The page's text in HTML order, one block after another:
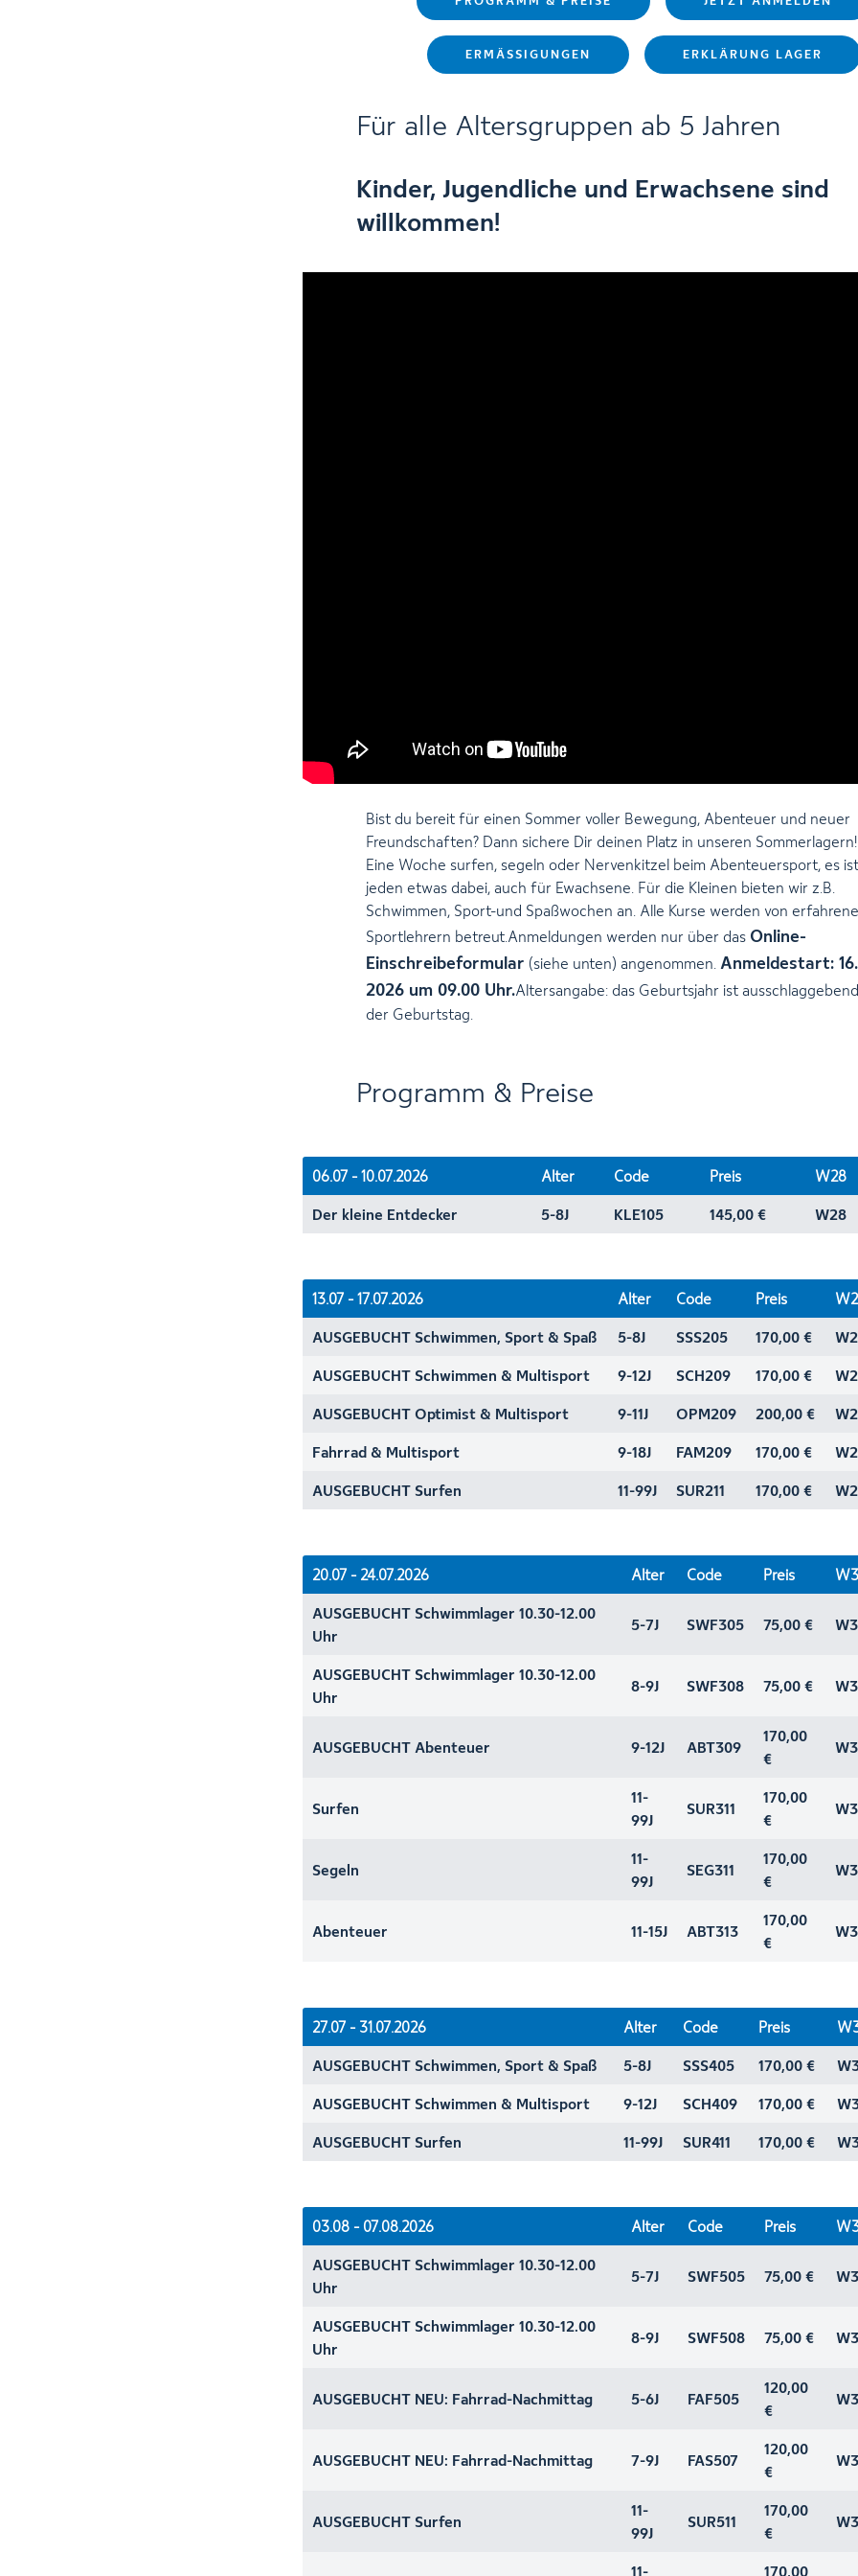
ERMÄSSIGUNGEN ERKLÄRUNG LAGER
Für alle Altersgruppen ab 5 Jahren
Kinder, Jugendliche und Erwachsene sind
willkommen!
Bist du bereit für einen Sommer voller Bewegung, Abenteuer und neuer
Freundschaften? Dann sichere Dir deinen Platz in unseren Sommerlagern!
Eine Woche surfen, segeln oder Nervenkitzel beim Abenteuersport, es
jeden etwas dabei, auch für Ewachsene. Für die Kleinen bieten wir z.B.
Schwimmen, Sport-und Spaßwochen an. Alle Kurse werden von
Sportlehrern betreut.Anmeldungen werden nur über das Online-
Einschreibeformular (siehe unten) angenommen. Anmeldestart:
2026 um 09.00 Uhr.Altersangabe: das Geburtsjahr ist
der Geburtstag.
Programm & Preise
06.07 - 10.07.2026 Alter Code Preis W28
Der kleine Entdecker 5-8J KLE105 145,00 € W28
13.07 - 17.07.2026 Alter Code Preis
AUSGEBUCHT Schwimmen, Sport & Spaß 5-8J SSS205 170,00 €
AUSGEBUCHT Schwimmen & Multisport 9-12J SCH209 170,00 €
AUSGEBUCHT Optimist & Multisport 9-11J OPM209 200,00 €
Fahrrad & Multisport 9-18J FAM209 170,00 €
AUSGEBUCHT Surfen 11-99J SUR211 170,00 €
20.07 - 24.07.2026 Alter Code Preis
AUSGEBUCHT Schwimmlager 10.30-12.00
Uhr
5-7J SWF305 75,00 €
AUSGEBUCHT Schwimmlager 10.30-12.00
Uhr
8-9J SWF308 75,00 €
AUSGEBUCHT Abenteuer 9-12J ABT309
170,00
€
Surfen
11-
99J
SUR311
170,00
€
Segeln
11-
99J
SEG311
170,00
€
Abenteuer 11-15J ABT313
170,00
€
27.07 - 31.07.2026 Alter Code Preis
AUSGEBUCHT Schwimmen, Sport & Spaß 5-8J SSS405 170,00 €
AUSGEBUCHT Schwimmen & Multisport 9-12J SCH409 170,00 €
AUSGEBUCHT Surfen 11-99J SUR411 170,00 €
03.08 - 07.08.2026 Alter Code Preis
AUSGEBUCHT Schwimmlager 10.30-12.00
Uhr
5-7J SWF505 75,00 €
AUSGEBUCHT Schwimmlager 10.30-12.00
Uhr
8-9J SWF508 75,00 €
AUSGEBUCHT NEU: Fahrrad-Nachmittag 5-6J FAF505
120,00
€
AUSGEBUCHT NEU: Fahrrad-Nachmittag 7-9J FAS507
120,00
€
AUSGEBUCHT Surfen
11-
99J
SUR511
170,00
€